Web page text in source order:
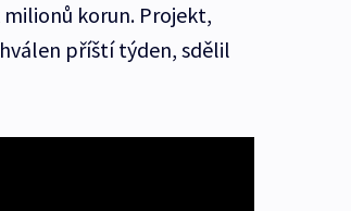
korun. Projekt,
příští týden, sdělil